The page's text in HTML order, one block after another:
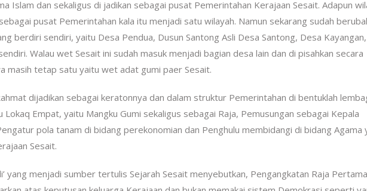
Islam dan sekaligus di jadikan sebagai pusat Pemerintahan Kerajaan Sesait. Adapun
pusat Pemerintahan kala itu menjadi satu wilayah. Namun sekarang sudah
berdiri sendiri, yaitu Desa Pendua, Dusun Santong Asli Desa Santong, Desa
Walau wet Sesait ini sudah masuk menjadi bagian desa lain dan di pisahkan secara
masih tetap satu yaitu wet adat gumi paer Sesait.
dijadikan sebagai keratonnya dan dalam struktur Pemerintahan di bentuklah
Empat, yaitu Mangku Gumi sekaligus sebagai Raja, Pemusungan sebagai Kepala
pola tanam di bidang perekonomian dan Penghulu membidangi di bidang Agama
Sesait.
yang menjadi sumber tertulis Sejarah Sesait menyebutkan, Pengangkatan Raja Pertama